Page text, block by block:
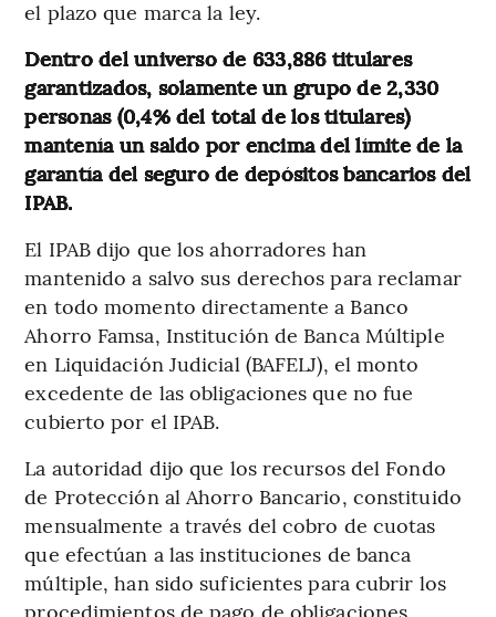
el plazo que marca la ley.
Dentro del universo de 633,886 titulares
garantizados, solamente un grupo de 2,330
personas (0,4% del total de los titulares)
mantenía un saldo por encima del límite de la
garantía del seguro de depósitos bancarios del
IPAB.
El IPAB dijo que los ahorradores han
mantenido a salvo sus derechos para reclamar
en todo momento directamente a Banco
Ahorro Famsa, Institución de Banca Múltiple
en Liquidación Judicial (BAFELJ), el monto
excedente de las obligaciones que no fue
cubierto por el IPAB.
La autoridad dijo que los recursos del Fondo
de Protección al Ahorro Bancario, constituido
mensualmente a través del cobro de cuotas
que efectúan a las instituciones de banca
múltiple, han sido suficientes para cubrir los
procedimientos de pago de obligaciones